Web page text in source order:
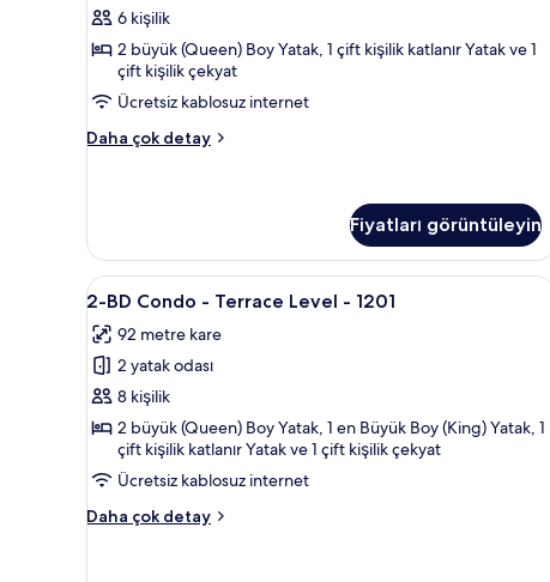
Walk-
In
Level
-
1105B
görün
6 kişilik
2 büyük (Queen) Boy Yatak, 1 çift kişilik katlanır Yatak ve 1
çift kişilik çekyat
Ücretsiz kablosuz internet
Daha çok detay
1-
In
Level
-
1105B
hakkında
daha
fazla
detay
Fiyatları görüntüleyin
2-
BD
Condo
-
Terrace
Level
1201
için
Güneşlik/perde, ütü/ütü
23
2-BD Condo - Terrace Level - 1201
92 metre kare
2 yatak odası
8 kişilik
2 büyük (Queen) Boy Yatak, 1 en Büyük Boy (King) Yatak, 1
çift kişilik katlanır Yatak ve 1 çift kişilik çekyat
Ücretsiz kablosuz internet
Daha çok detay
2-